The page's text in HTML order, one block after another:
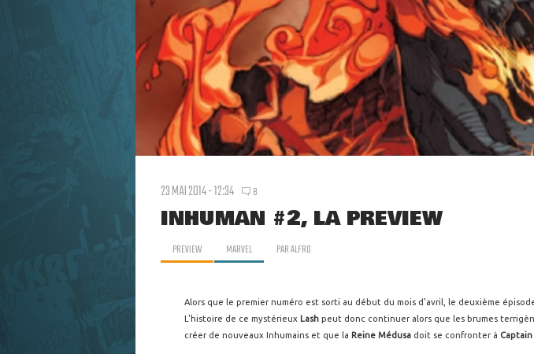
23 MAI 2014 - 12:34 8
INHUMAN #2, LA PREVIEW
PREVIEW MARVEL PARALFRO
Alors que le premier numéro est sorti au début du mois d'avril, le deuxième
L'histoire de ce mystérieux Lash peut donc continuer alors que les brumes
créer de nouveaux Inhumains et que la Reine Médusa doit se confronter à